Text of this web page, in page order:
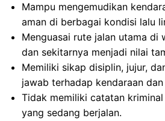
Mampu mengemudikan
aman di berbagai kondisi lalu
Menguasai rute jalan utama di
dan sekitarnya menjadi nilai
Memiliki sikap disiplin, jujur,
jawab terhadap kendaraan
Tidak memiliki catatan
yang sedang berjalan.